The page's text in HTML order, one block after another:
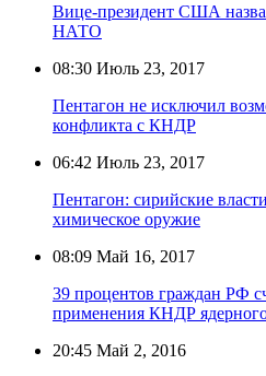
Вице-президент США
НАТО
08:30 Июль 23, 2017
Пентагон не исключил
конфликта с КНДР
06:42 Июль 23, 2017
Пентагон: сирийские
химическое оружие
08:09 Май 16, 2017
39 процентов граждан РФ
применения КНДР
20:45 Май 2, 2016